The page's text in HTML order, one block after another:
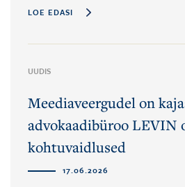
LOE EDASI
UUDIS
Meediaveergudel on
advokaadibüroo LEVIN
kohtuvaidlused
17.06.2026